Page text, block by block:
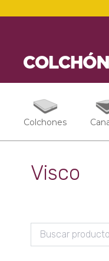
Colchones
Visco